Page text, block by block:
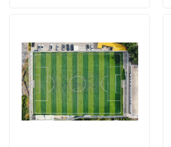
Visita à fábrica
Controle de qualidade